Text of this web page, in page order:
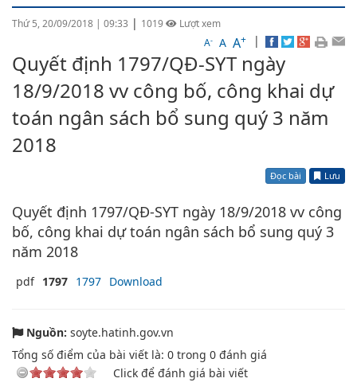
Thứ 5, 20/09/2018 | 09:33 | 1019
Lượt xem
A- A A+ |
Quyết định 1797/QĐ-SYT ngày
18/9/2018 vv công bố, công khai dự
toán ngân sách bổ sung quý 3 năm
2018
Đọc bài Lưu
Quyết định 1797/QĐ-SYT ngày 18/9/2018 vv công
bố, công khai dự toán ngân sách bổ sung quý 3
năm 2018
pdf 1797 1797 Download
Nguồn: soyte.hatinh.gov.vn
Tổng số điểm của bài viết là: 0 trong 0 đánh giá
Click để đánh giá bài viết